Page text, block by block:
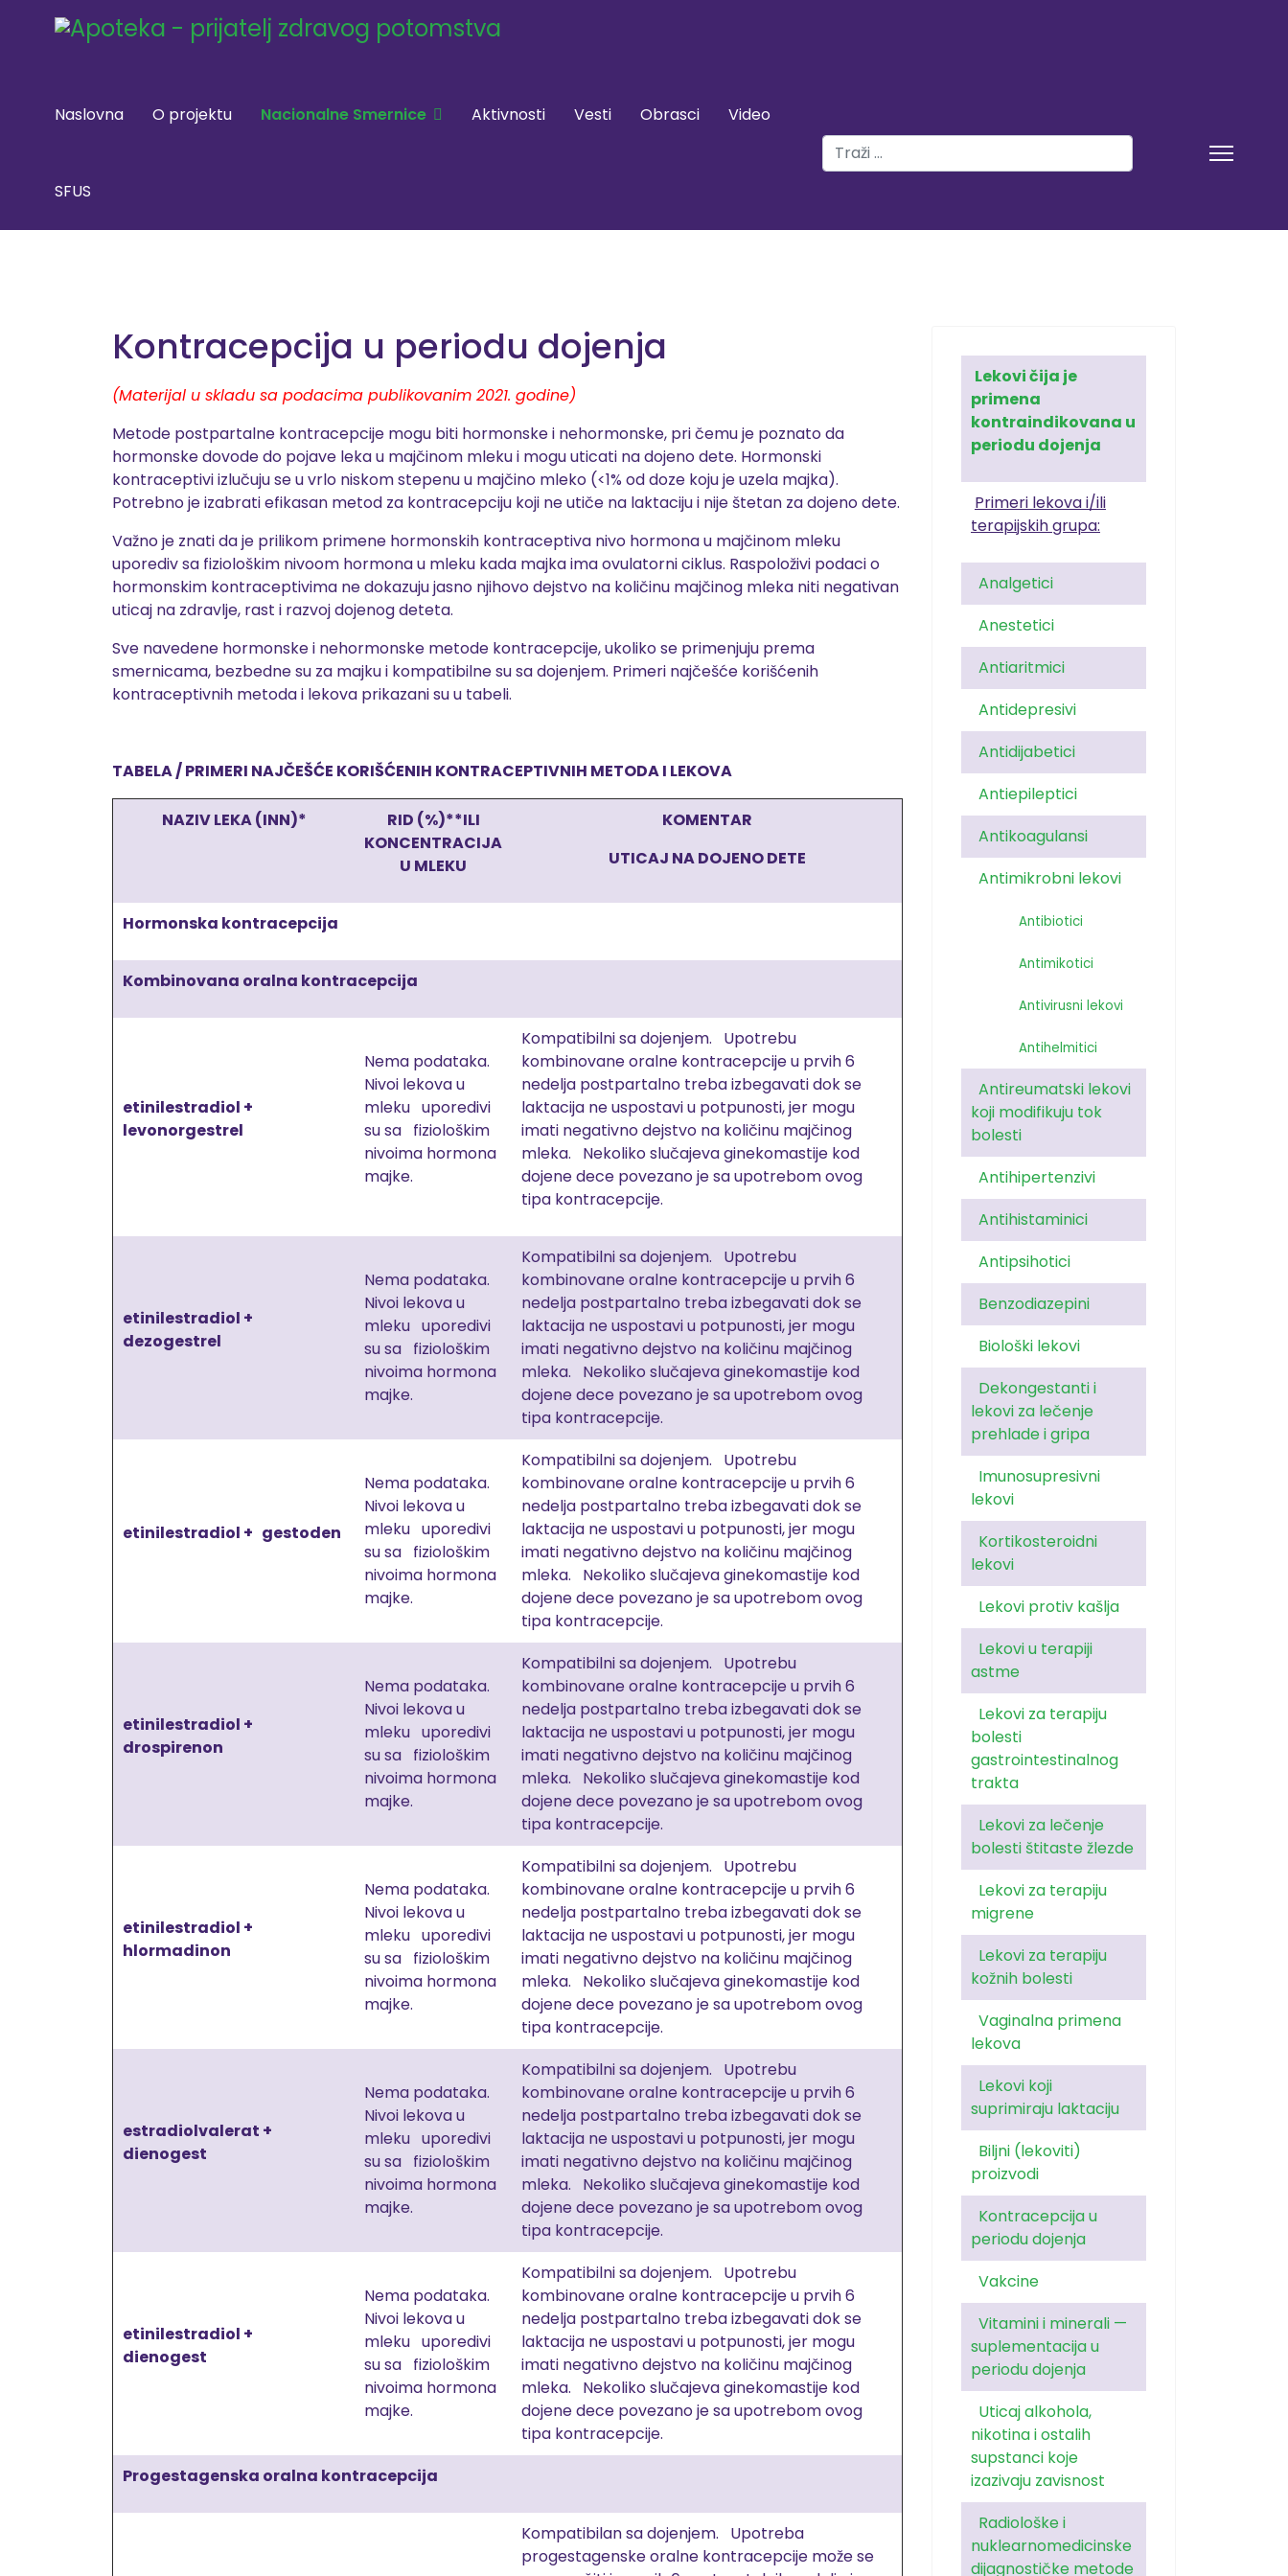
Naslovna O projektu Nacionalne Smernice Aktivnosti Vesti Obrasci Video
SFUS
Pretraži
Kontracepcija u periodu dojenja
(Materijal u skladu sa podacima publikovanim 2021. godine)
Metode postpartalne kontracepcije mogu biti hormonske i nehormonske, pri čemu je poznato da
hormonske dovode do pojave leka u majčinom mleku i mogu uticati na dojeno dete. Hormonski
kontraceptivi izlučuju se u vrlo niskom stepenu u majčino mleko (<1% od doze koju je uzela majka).
Potrebno je izabrati efikasan metod za kontracepciju koji ne utiče na laktaciju i nije štetan za dojeno dete.
Važno je znati da je prilikom primene hormonskih kontraceptiva nivo hormona u majčinom mleku
uporediv sa fiziološkim nivoom hormona u mleku kada majka ima ovulatorni ciklus. Raspoloživi podaci o
hormonskim kontraceptivima ne dokazuju jasno njihovo dejstvo na količinu majčinog mleka niti negativan
uticaj na zdravlje, rast i razvoj dojenog deteta.
Sve navedene hormonske i nehormonske metode kontracepcije, ukoliko se primenjuju prema
smernicama, bezbedne su za majku i kompatibilne su sa dojenjem. Primeri najčešće korišćenih
kontraceptivnih metoda i lekova prikazani su u tabeli.
TABELA /PRIMERI NAJČEŠĆE KORIŠĆENIH KONTRACEPTIVNIH METODA I LEKOVA
NAZIV LEKA (INN)*
RID (%)**ILI
KONCENTRACIJA
U MLEKU
KOMENTAR
UTICAJ NA DOJENO DETE
Hormonska kontracepcija
Kombinovana oralna kontracepcija
etinilestradiol +
levonorgestrel
Nema podataka.
Nivoi lekova u
mleku uporedivi
su sa fiziološkim
nivoima hormona
majke.
Kompatibilni sa dojenjem. Upotrebu
kombinovane oralne kontracepcije u prvih 6
nedelja postpartalno treba izbegavati dok se
laktacija ne uspostavi u potpunosti, jer mogu
imati negativno dejstvo na količinu majčinog
mleka. Nekoliko slučajeva ginekomastije kod
dojene dece povezano je sa upotrebom ovog
tipa kontracepcije.
etinilestradiol +
dezogestrel
Nema podataka.
Nivoi lekova u
mleku uporedivi
su sa fiziološkim
nivoima hormona
majke.
Kompatibilni sa dojenjem. Upotrebu
kombinovane oralne kontracepcije u prvih 6
nedelja postpartalno treba izbegavati dok se
laktacija ne uspostavi u potpunosti, jer mogu
imati negativno dejstvo na količinu majčinog
mleka. Nekoliko slučajeva ginekomastije kod
dojene dece povezano je sa upotrebom ovog
tipa kontracepcije.
etinilestradiol + gestoden
Nema podataka.
Nivoi lekova u
mleku uporedivi
su sa fiziološkim
nivoima hormona
majke.
Kompatibilni sa dojenjem. Upotrebu
kombinovane oralne kontracepcije u prvih 6
nedelja postpartalno treba izbegavati dok se
laktacija ne uspostavi u potpunosti, jer mogu
imati negativno dejstvo na količinu majčinog
mleka. Nekoliko slučajeva ginekomastije kod
dojene dece povezano je sa upotrebom ovog
tipa kontracepcije.
etinilestradiol +
drospirenon
Nema podataka.
Nivoi lekova u
mleku uporedivi
su sa fiziološkim
nivoima hormona
majke.
Kompatibilni sa dojenjem. Upotrebu
kombinovane oralne kontracepcije u prvih 6
nedelja postpartalno treba izbegavati dok se
laktacija ne uspostavi u potpunosti, jer mogu
imati negativno dejstvo na količinu majčinog
mleka. Nekoliko slučajeva ginekomastije kod
dojene dece povezano je sa upotrebom ovog
tipa kontracepcije.
etinilestradiol +
hlormadinon
Nema podataka.
Nivoi lekova u
mleku uporedivi
su sa fiziološkim
nivoima hormona
majke.
Kompatibilni sa dojenjem. Upotrebu
kombinovane oralne kontracepcije u prvih 6
nedelja postpartalno treba izbegavati dok se
laktacija ne uspostavi u potpunosti, jer mogu
imati negativno dejstvo na količinu majčinog
mleka. Nekoliko slučajeva ginekomastije kod
dojene dece povezano je sa upotrebom ovog
tipa kontracepcije.
estradiolvalerat +
dienogest
Nema podataka.
Nivoi lekova u
mleku uporedivi
su sa fiziološkim
nivoima hormona
majke.
Kompatibilni sa dojenjem. Upotrebu
kombinovane oralne kontracepcije u prvih 6
nedelja postpartalno treba izbegavati dok se
laktacija ne uspostavi u potpunosti, jer mogu
imati negativno dejstvo na količinu majčinog
mleka. Nekoliko slučajeva ginekomastije kod
dojene dece povezano je sa upotrebom ovog
tipa kontracepcije.
etinilestradiol +
dienogest
Nema podataka.
Nivoi lekova u
mleku uporedivi
su sa fiziološkim
nivoima hormona
majke.
Kompatibilni sa dojenjem. Upotrebu
kombinovane oralne kontracepcije u prvih 6
nedelja postpartalno treba izbegavati dok se
laktacija ne uspostavi u potpunosti, jer mogu
imati negativno dejstvo na količinu majčinog
mleka. Nekoliko slučajeva ginekomastije kod
dojene dece povezano je sa upotrebom ovog
tipa kontracepcije.
Progestagenska oralna kontracepcija
Kompatibilan sa dojenjem. Upotreba
progestagenske oralne kontracepcije može se
Lekovi čija je
primena
kontraindikovana u
periodu dojenja
Primeri lekova i/ili
terapijskih grupa:
Analgetici
Anestetici
Antiaritmici
Antidepresivi
Antidijabetici
Antiepileptici
Antikoagulansi
Antimikrobni lekovi
Antibiotici
Antimikotici
Antivirusni lekovi
Antihelmitici
Antireumatski lekovi
koji modifikuju tok
bolesti
Antihipertenzivi
Antihistaminici
Antipsihotici
Benzodiazepini
Biološki lekovi
Dekongestanti i
lekovi za lečenje
prehlade i gripa
Imunosupresivni
lekovi
Kortikosteroidni
lekovi
Lekovi protiv kašlja
Lekovi u terapiji
astme
Lekovi za terapiju
bolesti
gastrointestinalnog
trakta
Lekovi za lečenje
bolesti štitaste žlezde
Lekovi za terapiju
migrene
Lekovi za terapiju
kožnih bolesti
Vaginalna primena
lekova
Lekovi koji
suprimiraju laktaciju
Biljni (lekoviti)
proizvodi
Kontracepcija u
periodu dojenja
Vakcine
Vitamini i minerali —
suplementacija u
periodu dojenja
Uticaj alkohola,
nikotina i ostalih
supstanci koje
izazivaju zavisnost
Radiološke i
nuklearnomedicinske
dijagnostičke metode